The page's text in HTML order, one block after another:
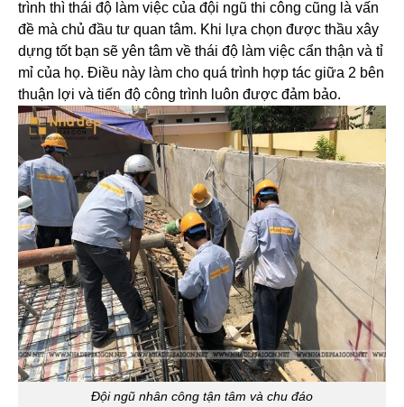
trình thì thái độ làm việc của đội ngũ thi công cũng là vấn
đề mà chủ đầu tư quan tâm. Khi lựa chọn được thầu xây
dựng tốt bạn sẽ yên tâm về thái độ làm việc cẩn thận và tỉ
mỉ của họ. Điều này làm cho quá trình hợp tác giữa 2 bên
thuận lợi và tiến độ công trình luôn được đảm bảo.
Đội ngũ nhân công tận tâm và chu đáo